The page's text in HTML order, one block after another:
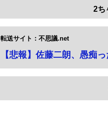
2ち
転送サイト：不思議.net
【悲報】佐藤二朗、愚痴